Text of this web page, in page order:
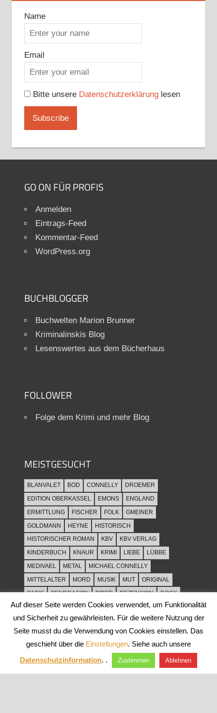
Name
Email
Bitte unsere Datenschutzerklärunglesen
GO ON FÜR PROFIS
Anmelden
Eintrags-Feed
Kommentar-Feed
WordPress.org
BUCHBLOGGER
Buchwelten Marion Brunner
Kriminalinskis Blog
Lesenswertes aus dem Bücherhaus
FOLLOWER
Folge dem Krimi und mehr Blog
MEISTGESUCHT
BLANVALET BOD CONNELLY
DROEMER
EDITION OBERKASSEL
EMONS
ENGLAND
ERMITTLUNG
FISCHER FOLK
GMEINER
GOLDMANN
HEYNE
HISTORISCH
HISTORISCHER ROMAN
KBV
KBV VERLAG
KINDERBUCH
KNAUR KRIMI LIEBE
LÜBBE
MEDIVAEL
METAL
MICHAEL CONNELLY
MITTELALTER
MORD MUSIK MUT
ORIGINAL
PARIS
PENDRAGON PIPER REZENSION
ROCK
ROCKMUSIK
ROMAN ROWOHLT
SACHBUCH
SPANNUNG
SYLT THRILLER TOD
ULLSTEIN
WEIHNACHT
Auf dieser Seite werden Cookies verwendet, um Funktionalität
und Sicherheit zu gewährleisten. Für die weitere Nutzung der
Seite musst du die Verwendung von Cookies einstellen. Das
geschieht über die Einstellungen. Siehe auch unsere
Datenschutzinformation. . Zustimmen Ablehnen